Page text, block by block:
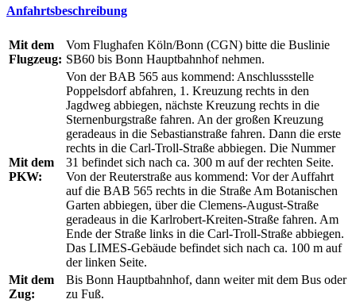
Anfahrtsbeschreibung
Mit dem
Flugzeug:
Vom Flughafen Köln/Bonn (CGN) bitte die Buslinie
SB60 bis Bonn Hauptbahnhof nehmen.
Mit dem
PKW:
Von der BAB 565 aus kommend: Anschlussstelle
Poppelsdorf abfahren, 1. Kreuzung rechts in den
Jagdweg abbiegen, nächste Kreuzung rechts in die
Sternenburgstraße fahren. An der großen Kreuzung
geradeaus in die Sebastianstraße fahren. Dann die erste
rechts in die Carl-Troll-Straße abbiegen. Die Nummer
31 befindet sich nach ca. 300 m auf der rechten Seite.
Von der Reuterstraße aus kommend: Vor der Auffahrt
auf die BAB 565 rechts in die Straße Am Botanischen
Garten abbiegen, über die Clemens-August-Straße
geradeaus in die Karlrobert-Kreiten-Straße fahren. Am
Ende der Straße links in die Carl-Troll-Straße abbiegen.
Das LIMES-Gebäude befindet sich nach ca. 100 m auf
der linken Seite.
Mit dem
Zug:
Bis Bonn Hauptbahnhof, dann weiter mit dem Bus oder
zu Fuß.